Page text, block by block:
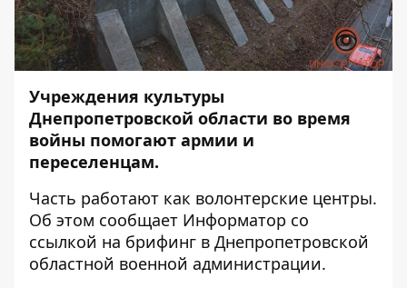
Учреждения культуры
Днепропетровской области во время
войны помогают армии и
переселенцам.
Часть работают как волонтерские центры.
Об этом сообщает Информатор со
ссылкой на брифинг в Днепропетровской
областной военной администрации.